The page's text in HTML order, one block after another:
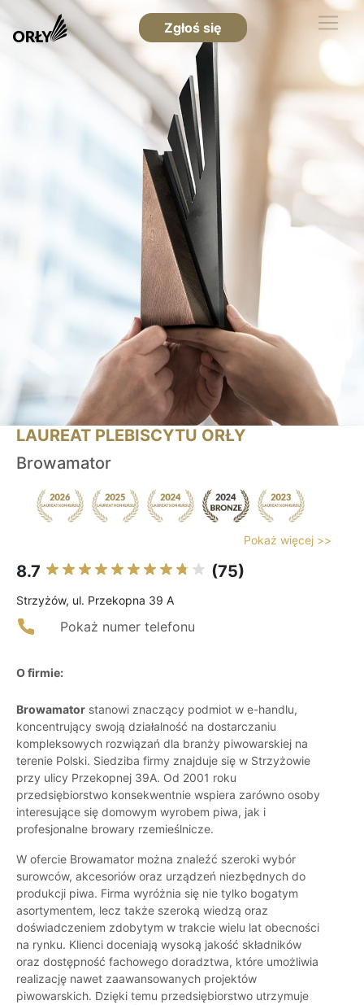
Zgłoś się
LAUREAT PLEBISCYTU ORŁY
Browamator
Pokaż więcej >>
8.7 (75)
Strzyżów, ul. Przekopna 39 A
Pokaż numer telefonu
O firmie:
Browamator stanowi znaczący podmiot w e-handlu,
koncentrujący swoją działalność na dostarczaniu
kompleksowych rozwiązań dla branży piwowarskiej na
terenie Polski. Siedziba firmy znajduje się w Strzyżowie
przy ulicy Przekopnej 39A. Od 2001 roku
przedsiębiorstwo konsekwentnie wspiera zarówno osoby
interesujące się domowym wyrobem piwa, jak i
profesjonalne browary rzemieślnicze.
W ofercie Browamator można znaleźć szeroki wybór
surowców, akcesoriów oraz urządzeń niezbędnych do
produkcji piwa. Firma wyróżnia się nie tylko bogatym
asortymentem, lecz także szeroką wiedzą oraz
doświadczeniem zdobytym w trakcie wielu lat obecności
na rynku. Klienci doceniają wysoką jakość składników
oraz dostępność fachowego doradztwa, które umożliwia
realizację nawet zaawansowanych projektów
piwowarskich. Dzięki temu przedsiębiorstwo utrzymuje